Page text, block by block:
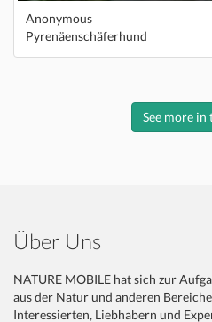
Anonymous
Pyrenäenschäferhund
See more in
Über Uns
NATURE MOBILE hat sich zur
aus der Natur und anderen
Interessierten, Liebhabern und